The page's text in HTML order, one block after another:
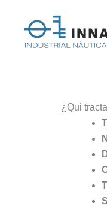
contenido
¿Qui